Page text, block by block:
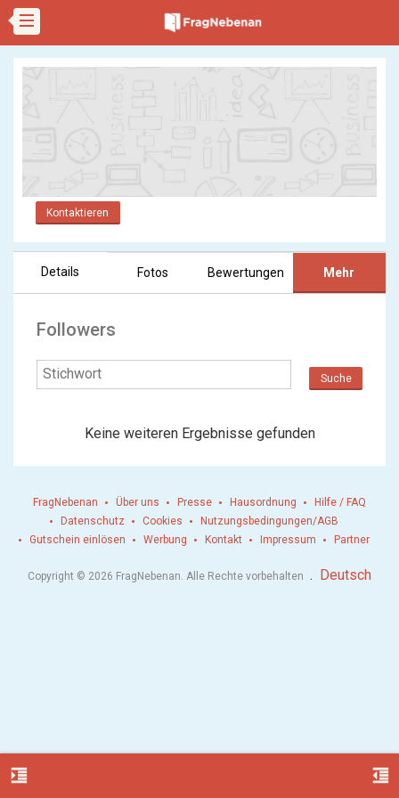
Kontaktieren
Details Fotos Bewertungen Mehr
Followers
Suche
Keine weiteren Ergebnisse gefunden
format_indent_increase format_indent_decrease
FragNebenan Über uns Presse Hausordnung
Hilfe / FAQ
Datenschutz
Cookies
Nutzungsbedingungen/AGB
Gutschein einlösen
Werbung Kontakt Impressum Partner
Copyright © 2026 FragNebenan. Alle Rechte vorbehalten . Deutsch